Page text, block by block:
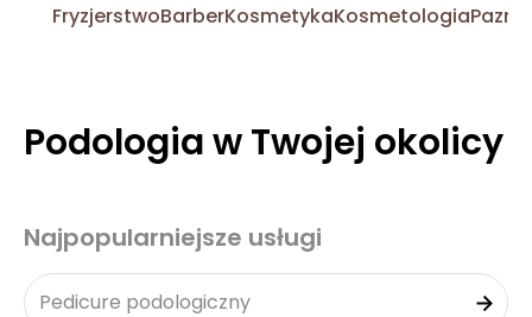
FryzjerstwoBarberKosmetykaKosmetologia
Podologia w Twojej okolicy
Najpopularniejsze usługi
Pedicure podologiczny